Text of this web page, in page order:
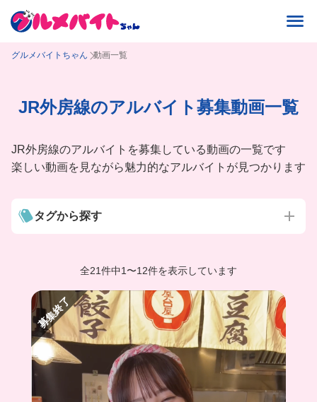
グルメバイトちゃん 動画一覧
JR外房線のアルバイト募集動画一覧
JR外房線のアルバイトを募集している動画の一覧です
楽しい動画を見ながら魅力的なアルバイトが見つかります
タグから探す
全21件中1 〜12件を表示しています
募集終了